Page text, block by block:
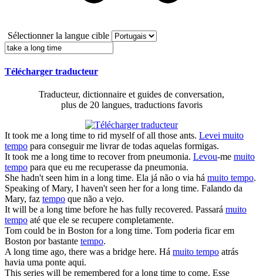
Sélectionner la langue cible
Télécharger traducteur
Traducteur, dictionnaire et guides de conversation,
plus de 20 langues, traductions favoris
Ittook me a long time to rid myself of all those ants. Levei muito
tempo para conseguir me livrar de todas aquelas formigas.
Ittook me a long time to recover from pneumonia. Levou-me muito
tempo para que eu me recuperasse da pneumonia.
She hadn't seen him in a long time. Ela já não o via há muito tempo.
Speaking of Mary, I haven't seen her fora long time. Falando da
Mary, faz tempo que não a vejo.
It will be a long time before he has fully recovered. Passará muito
tempo até que ele se recupere completamente.
Tom could be in Boston fora long time. Tom poderia ficar em
Boston por bastante tempo.
A long time ago, there was a bridge here. Há muito tempo atrás
havia uma ponte aqui.
This series will be remembered fora long time to come. Esse